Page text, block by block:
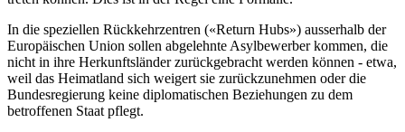
In die speziellen Rückkehrzentren («Return Hubs») ausserhalb der
Europäischen Union sollen abgelehnte Asylbewerber kommen, die
nicht in ihre Herkunftsländer zurückgebracht werden können - etwa,
weil das Heimatland sich weigert sie zurückzunehmen oder die
Bundesregierung keine diplomatischen Beziehungen zu dem
betroffenen Staat pflegt.